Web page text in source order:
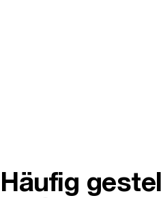
Häufig